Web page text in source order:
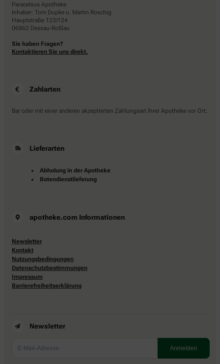
Paracelsus Apotheke
Inhaber: Tom Dupke u. Martin Roschig
Hauptstraße 123/124
06862 Dessau-Roßlau
Sie haben Fragen?
Kontaktieren Sie uns direkt.
Zahlarten
Bar oder mit einer anderen akzeptierten Zahlungsart Ihrer Apotheke vor Ort.
Lieferarten
Abholung in der Apotheke
Botendienstlieferung
apotheke.com Informationen
Newsletter
Kontakt
Nutzungsbedingungen
Datenschutzbestimmungen
Impressum
Barrierefreiheitserklärung
Newsletter